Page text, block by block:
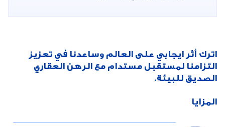
اترك أثر ايجابي على العالم وساعدنا في تعزيز
التزامنا لمستقبل مستدام مع الرهن العقاري
الصديق للبيئة.
المزايا